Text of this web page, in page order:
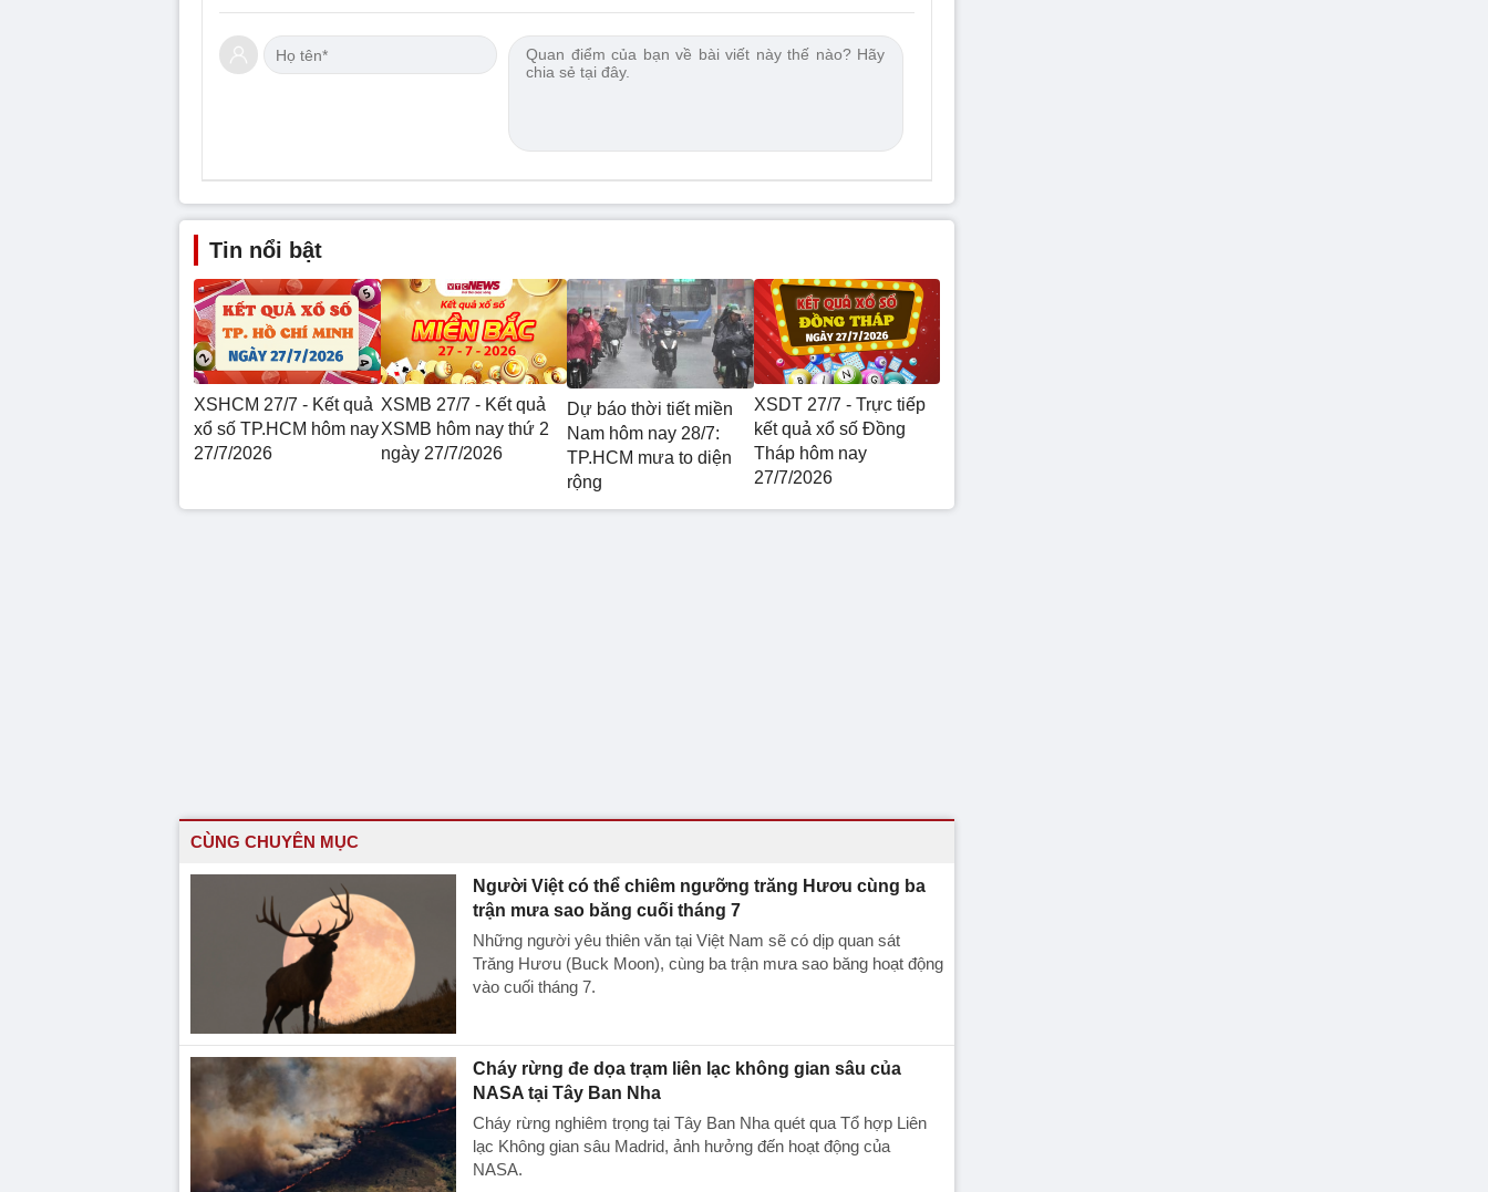
Tin nổi bật
XSHCM 27/7 - Kết quả
xổ số TP.HCM hôm nay
27/7/2026
XSMB 27/7 - Kết quả
XSMB hôm nay thứ 2
ngày 27/7/2026
Dự báo thời tiết miền
Nam hôm nay 28/7:
TP.HCM mưa to diện
rộng
XSDT 27/7 - Trực tiếp
kết quả xổ số Đồng
Tháp hôm nay
27/7/2026
CÙNG CHUYÊN MỤC
Người Việt có thể chiêm ngưỡng trăng Hươu cùng ba
trận mưa sao băng cuối tháng 7
Những người yêu thiên văn tại Việt Nam sẽ có dịp quan sát
Trăng Hươu (Buck Moon), cùng ba trận mưa sao băng hoạt động
vào cuối tháng 7.
Cháy rừng đe dọa trạm liên lạc không gian sâu của
NASA tại Tây Ban Nha
Cháy rừng nghiêm trọng tại Tây Ban Nha quét qua Tổ hợp Liên
lạc Không gian sâu Madrid, ảnh hưởng đến hoạt động của
NASA.